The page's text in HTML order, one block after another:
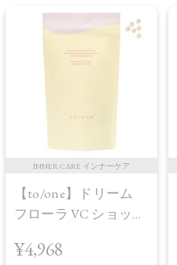
INNER CARE インナーケア
【to/one】ドリーム
フローラ VC ショット
プラス＜限定品＞
¥4,968